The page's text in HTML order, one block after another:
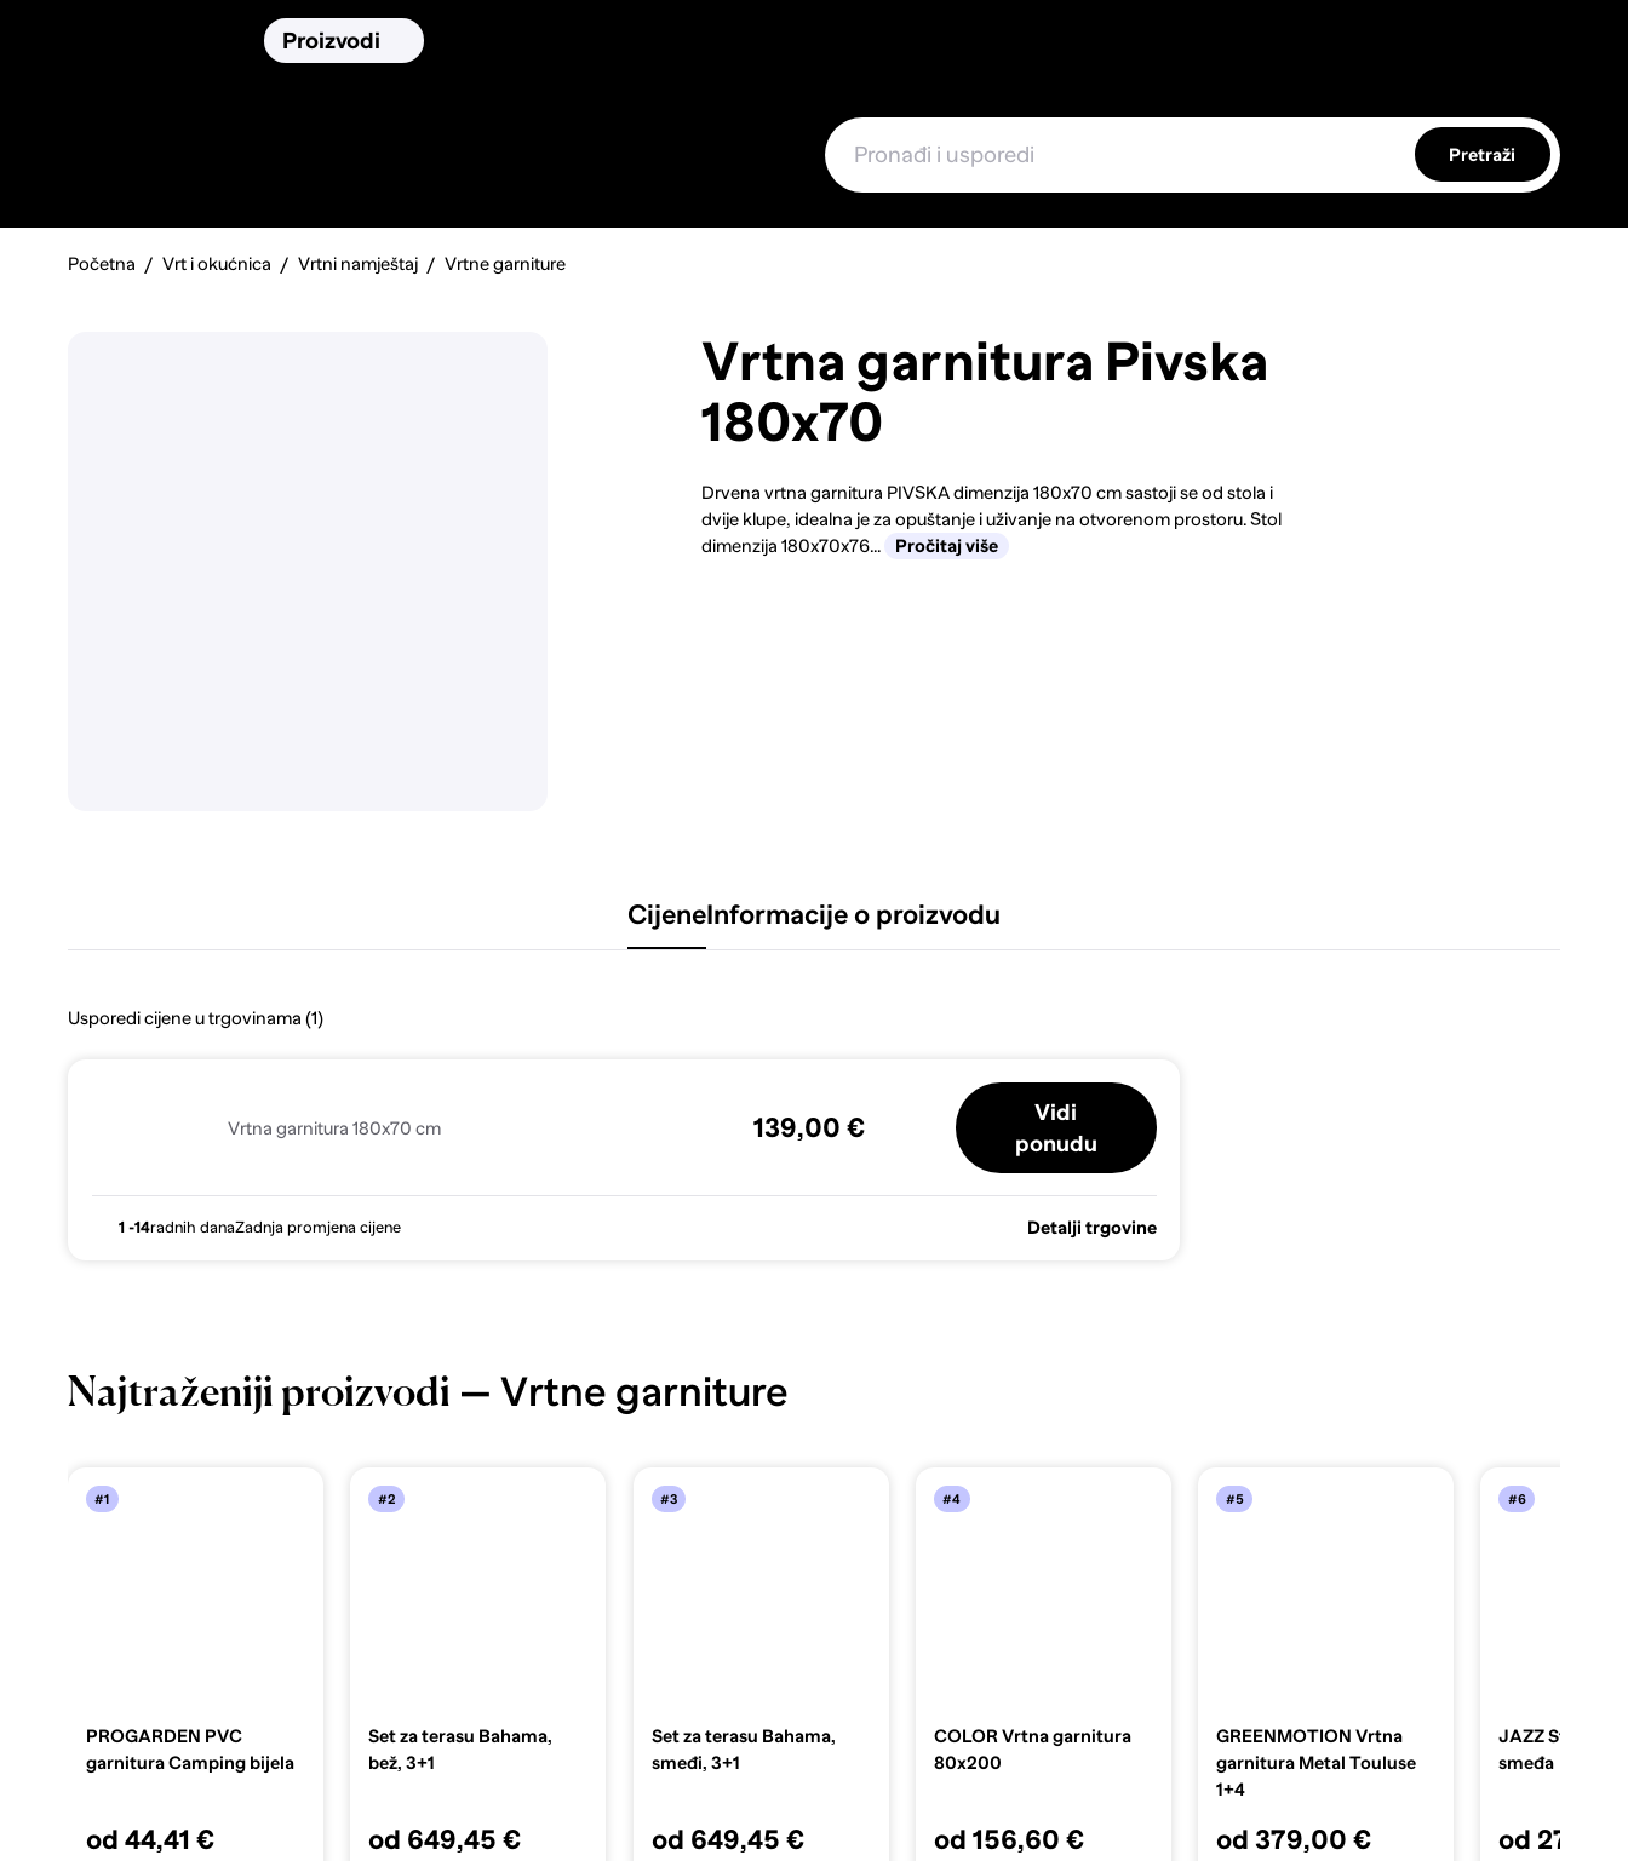
Proizvodi
Pretraži
Početna Vrt i okućnica Vrtni namještaj Vrtne garniture
Vrtna garnitura Pivska
180x70
Drvena vrtna garnitura PIVSKA dimenzija 180x70 cm sastoji se od stola i
dvije klupe, idealna je za opuštanje i uživanje na otvorenom prostoru. Stol
dimenzija 180x70x76...
Pročitaj više
CijeneInformacije o proizvodu
Usporedi cijene u trgovinama (1)
Vrtna garnitura 180x70 cm 139,00 €
Vidi
ponudu
1 -14radnih danaZadnja promjena cijene Detalji trgovine
Najtraženiji proizvodi — Vrtne garniture
#1
PROGARDEN PVC
garnitura Camping bijela
od 44,41 €
#2
Set za terasu Bahama,
bež, 3+1
od 649,45 €
#3
Set za terasu Bahama,
smeđi, 3+1
od 649,45 €
#4
COLOR Vrtna garnitura
80x200
od 156,60 €
#5
GREENMOTION Vrtna
garnitura Metal Touluse
1+4
od 379,00 €
#6
JAZZ Stolica,
smeđa
od 27,60